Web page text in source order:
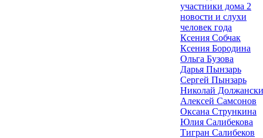
участники дома 2
новости и слухи
человек года
Ксения Собчак
Ксения Бородина
Ольга Бузова
Дарья Пынзарь
Сергей Пынзарь
Николай
Алексей Самсонов
Оксана Стрункина
Юлия Салибекова
Тигран Салибеков